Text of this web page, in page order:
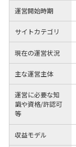
運営開始時期
サイトカテゴリ
現在の運営状況
主な運営主体
運営に必要な知
識や資格/許認可
等
収益モデル